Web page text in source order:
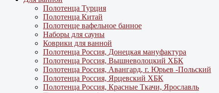
Полотенца Турция
Полотенца Китай
Полотенце вафельное банное
Наборы для сауны
Коврики для ванной
Полотенца Россия, Донецкая мануфактура
Полотенца Россия, Вышневолоцкий ХБК
Полотенца Россия, Авангард, г. Юрьев -Польский
Полотенца Россия, Ярцевский ХБК
Полотенца Россия, Красные Ткачи, Ярославль